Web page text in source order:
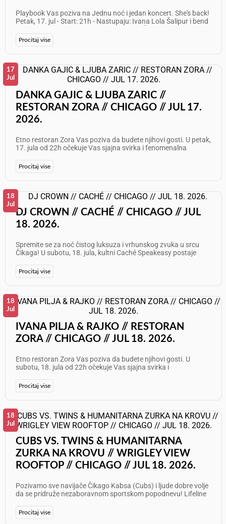
Playbook Vas poziva na Jednu noć i jedan koncert. She's back!
Petak, 17. jul - Start: 21h - Nastupaju: Ivana Lola Šalipur i bend
provod!
Procitaj vise
DANKA GAJIC & LJUBA ZARIC //
RESTORAN ZORA // CHICAGO // JUL 17.
2026.
Etno restoran Zora Vas poziva da budete njihovi gosti. U petak,
17. jula od 22h očekuje Vas sjajna svirka i fenomenalna
rezervacije: 773 625 7087 Želimo Vam odličan provod!
Procitaj vise
17
Jul
DJ CROWN // CACHÉ // CHICAGO // JUL
18. 2026.
Spremite se za noć čistog luksuza i vrhunskog zvuka u srcu
Čikaga! U subotu, 18. jula, kultni Caché Speakeasy postaje
CROWN. Uživajte u sofisticiranom ambijentu, vrhunskim
koktelima i ritmovima koji ne dozvoljavaju stajanje. Ovo nije
samo izlazak, već doživljaj koji se pamti! Datum: Subota, 18. jul
2026. Vreme: 10 PM – 2 AM Izvođač: DJ CROWN (Live Set)
Atmosfera: Speakeasy Chic &amp; High Energy Beats Dođite
da osetite energiju skrivene dragulj-lokacije u Čikagu gde se
elegancija susreće sa modernim klupskim zvukom. Lokacija:
Caché Speakeasy Adresa: 1446 N Wells St, Chicago, IL 60610
Telefon: 312 374 8588 Rezervišite svoje mesto na vreme i
budite deo najtraženije subote u gradu!
Procitaj vise
18
Jul
IVANA PILJA & RAJKO // RESTORAN
ZORA // CHICAGO // JUL 18. 2026.
Etno restoran Zora Vas poziva da budete njihovi gosti. U
subotu, 18. jula od 22h očekuje Vas sjajna svirka i
Paunović Informacije i rezervacije: 773 625 7087 Želimo Vam
odličan provod!
Procitaj vise
18
Jul
CUBS VS. TWINS & HUMANITARNA
ZURKA NA KROVU // WRIGLEY VIEW
ROOFTOP // CHICAGO // JUL 18. 2026.
Pozivamo sve navijače Čikago Kabsa (Cubs) i ljude dobre volje
da se pridruže nezaboravnom sportskom popodnevu! Lifeline
utakmice sa krova (Rooftop party) na čuvenoj adresi pored
Wrigley Field-a. Uživajte u vrhunskom bejzbolu, sjajnom
Procitaj vise
18
Jul